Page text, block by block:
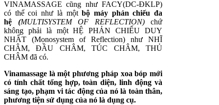
VINAMASSAGE cũng như FACY(DC-ĐKLP)
có thể coi như là mộtbộ máy phản chiếu đa
hệ (MULTISYSTEM OF REFLECTION) chứ
không phải là một HỆ PHẢN CHIẾU DUY
NHẤT (Monosystem of Reflection) như NHĨ
CHÂM, ĐẦU CHÂM, TÚC CHÂM, THỦ
CHÂM đã có.
Vinamassage là một phương pháp xoa bóp mới
có tính chất tổng hợp, toàn diện, linh động và
sáng tạo, phạm vi tác động của nó là toàn thân,
phương tiện sử dụng của nó là dụng cụ.